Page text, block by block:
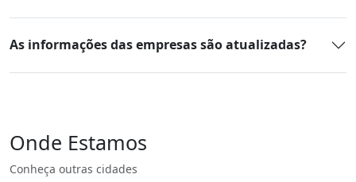
As informações das empresas são atualizadas?
Onde Estamos
Conheça outras cidades